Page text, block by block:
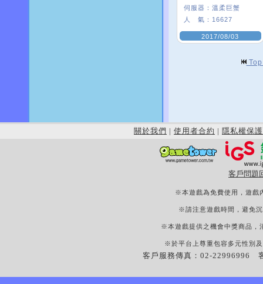
伺服器： 溫柔巨蟹
人 氣： 16627
2017/08/03
關於我們 | 使用者合約 | 隱私權保護
客戶問題
※本遊戲為免費使用，遊戲
※請注意遊戲時間，避免
※本遊戲提供之機會中獎商品，
※於平台上尊重包容多元性別
客戶服務傳真：02-22996996